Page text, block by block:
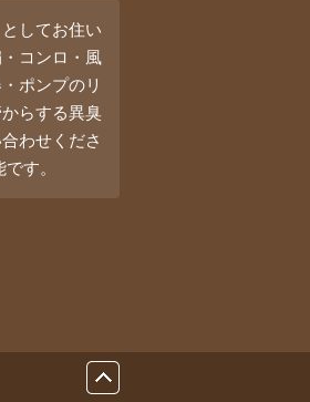
してお住い
コンロ・風
ポンプのリ
らする異臭
わせくださ
す。